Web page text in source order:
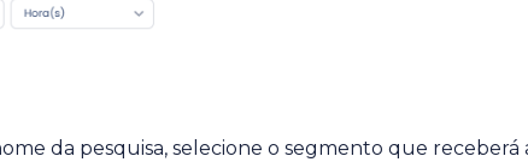
da pesquisa, selecione o segmento que receberá